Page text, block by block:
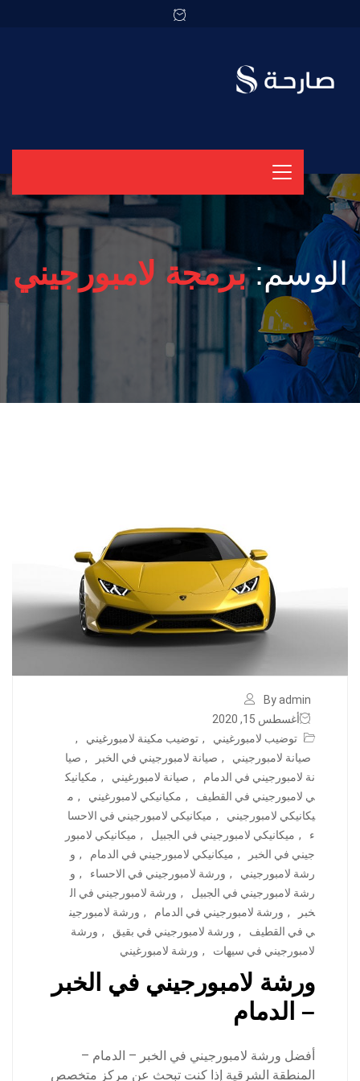
الوسم:برمجة لامبورجيني
By admin
أغسطس 15, 2020
توضيب لامبورغيني
, توضيب مكينة لامبورغيني
,
صيانة لامبورجيني
, صيانة لامبورجيني في الخبر , صيا
نة لامبورجيني في الدمام
, صيانة لامبورغيني , مكيانيك
ي لامبورجيني في القطيف
, مكيانيكي لامبورغيني , م
يكانيكي لامبورجيني
, ميكانيكي لامبورجيني في الاحسا
ء
, ميكانيكي لامبورجيني في الجبيل , ميكانيكي لامبور
جيني في الخبر
, ميكانيكي لامبورجيني في الدمام , و
رشة لامبورجيني
, ورشة لامبورجيني في الاحساء , و
رشة لامبورجيني في الجبيل
, ورشة لامبورجيني في ال
خبر
, ورشة لامبورجيني في الدمام , ورشة لامبورجين
ي في القطيف
, ورشة لامبورجيني في بقيق , ورشة
لامبورجيني في سيهات
, ورشة لامبورغيني
ورشة لامبورجيني في الخبر
– الدمام
أفضل ورشة لامبورجيني في الخبر – الدمام –
المنطقة الشرقية إذا كنت تبحث عن مركز متخصص